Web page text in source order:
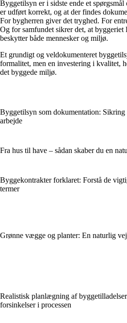
Byggetilsyn er i sidste ende et
er udført korrekt, og at der findes
For bygherren giver det tryghed. For
Og for samfundet sikrer det, at byggeriet
beskytter både mennesker og miljø.
Et grundigt og veldokumenteret
formalitet, men en investering i kvalitet,
det byggede miljø.
Byggetilsyn som dokumentation:
arbejde
Fra hus til have – sådan skaber du en
Byggekontrakter forklaret: Forstå de
termer
Grønne vægge og planter: En naturlig
Realistisk planlægning af
forsinkelser i processen